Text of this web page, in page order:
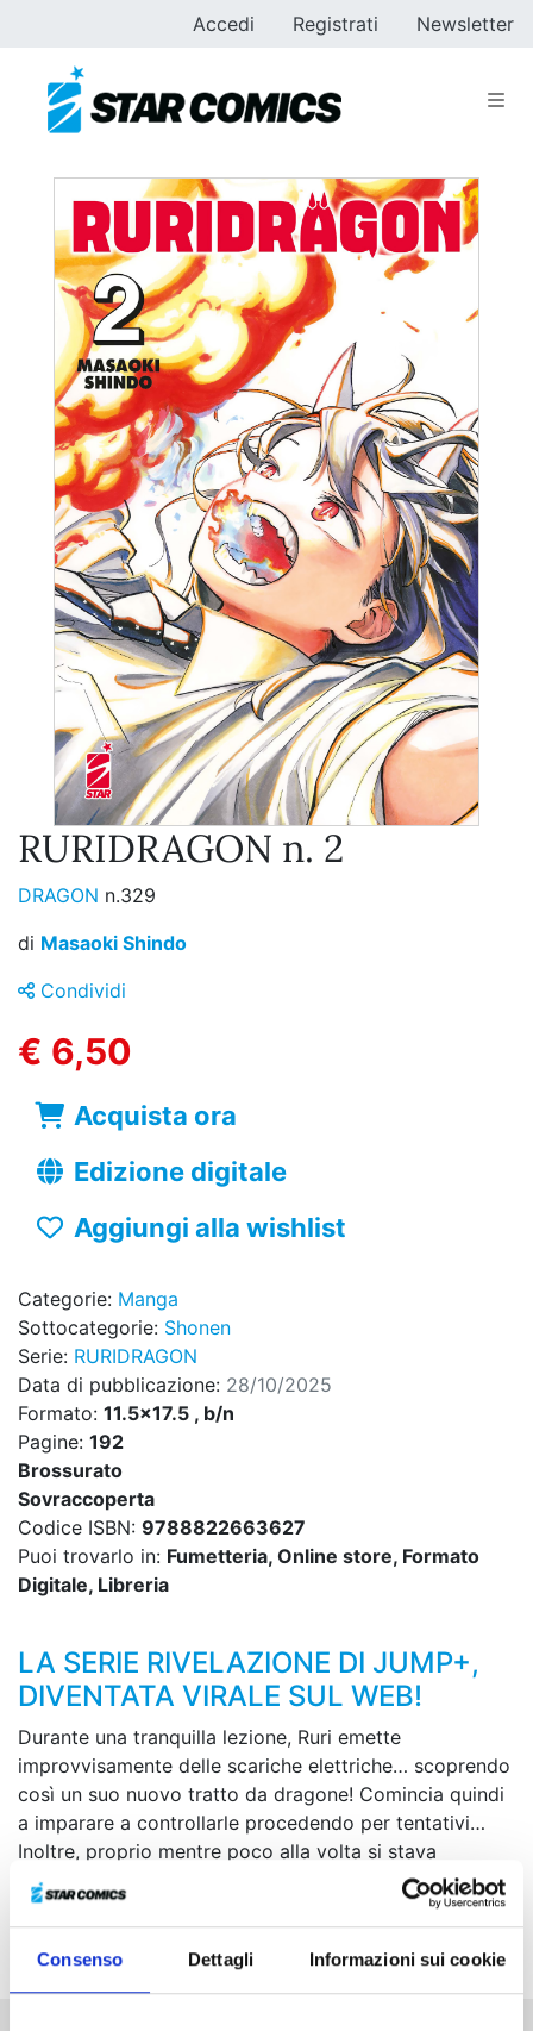
Consenso Dettagli Informazioni sui cookie
Accedi Registrati Newsletter
RURIDRAGON n. 2
DRAGON n.329
di Masaoki Shindo
Condividi
€ 6,50
Acquista ora
Edizione digitale
Aggiungi alla wishlist
Categorie: Manga
Sottocategorie: Shonen
Serie: RURIDRAGON
Data di pubblicazione: 28/10/2025
Formato: 11.5x17.5 , b/n
Pagine: 192
Brossurato
Sovraccoperta
Codice ISBN: 9788822663627
Puoi trovarlo in: Fumetteria, Online store, Formato
Digitale, Libreria
LA SERIE RIVELAZIONE DI JUMP+,
DIVENTATA VIRALE SUL WEB!
Durante una tranquilla lezione, Ruri emette
improvvisamente delle scariche elettriche… scoprendo
così un suo nuovo tratto da dragone! Comincia quindi
a imparare a controllarle procedendo per tentativi…
Inoltre, proprio mentre poco alla volta si stava
abituando alla vita scolastica, viene a sapere di non
essere particolarmente simpatica a una compagna di